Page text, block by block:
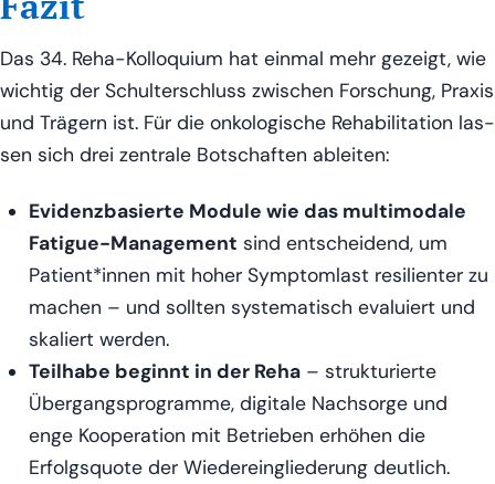
Das 34. Reha-Kol­lo­qui­um hat ein­mal mehr gezeigt, wie
wich­tig der Schul­ter­schluss zwi­schen For­schung, Pra­xis
und Trä­gern ist. Für die onko­lo­gi­sche Reha­bi­li­ta­ti­on las­
sen sich drei zen­tra­le Bot­schaf­ten ableiten:
Evi­denz­ba­sier­te Modu­le wie das mul­ti­mo­da­le
Fati­gue-Manage­ment sind ent­schei­dend, um
Patient*innen mit hoher Sym­ptom­last resi­li­en­ter zu
machen – und soll­ten sys­te­ma­tisch eva­lu­iert und
ska­liert werden.
Teil­ha­be beginnt in der Reha – struk­tu­rier­te
Über­gangs­pro­gram­me, digi­ta­le Nach­sor­ge und
enge Koope­ra­ti­on mit Betrie­ben erhö­hen die
Erfolgs­quo­te der Wie­der­ein­glie­de­rung deutlich.